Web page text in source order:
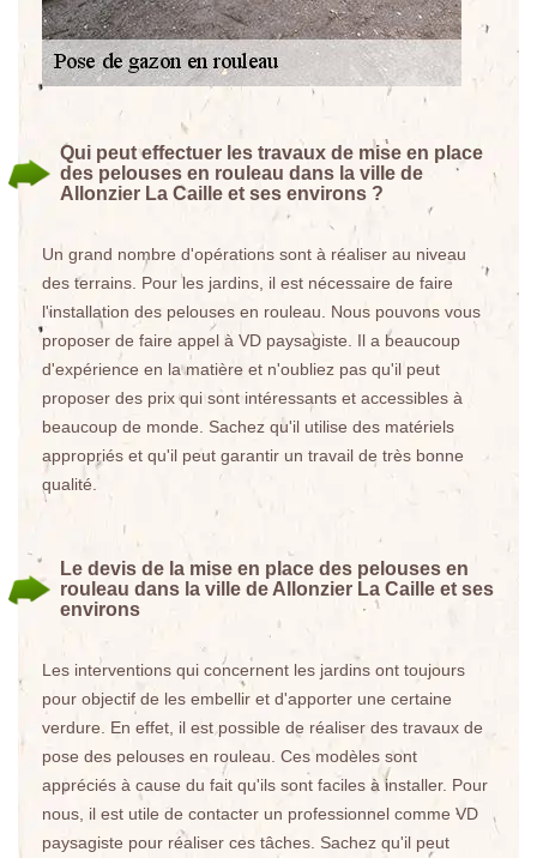
Qui peut effectuer les travaux de mise en place
des pelouses en rouleau dans la ville de
Allonzier La Caille et ses environs ?
Un grand nombre d'opérations sont à réaliser au niveau
des terrains. Pour les jardins, il est nécessaire de faire
l'installation des pelouses en rouleau. Nous pouvons vous
proposer de faire appel à VD paysagiste. Il a beaucoup
d'expérience en la matière et n'oubliez pas qu'il peut
proposer des prix qui sont intéressants et accessibles à
beaucoup de monde. Sachez qu'il utilise des matériels
appropriés et qu'il peut garantir un travail de très bonne
qualité.
Le devis de la mise en place des pelouses en
rouleau dans la ville de Allonzier La Caille et ses
environs
Les interventions qui concernent les jardins ont toujours
pour objectif de les embellir et d'apporter une certaine
verdure. En effet, il est possible de réaliser des travaux de
pose des pelouses en rouleau. Ces modèles sont
appréciés à cause du fait qu'ils sont faciles à installer. Pour
nous, il est utile de contacter un professionnel comme VD
paysagiste pour réaliser ces tâches. Sachez qu'il peut